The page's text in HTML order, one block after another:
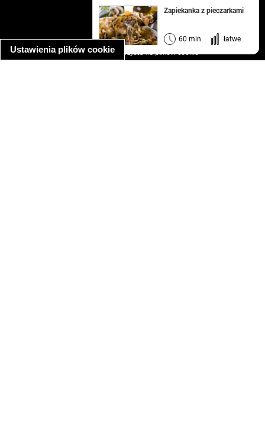
Ustawienia plików cookie
Zapiekanka z pieczarkami
60 min. łatwe
kontakt
regulamin
informacja o prywatności
informacja o wykorzystaniu plików cookie